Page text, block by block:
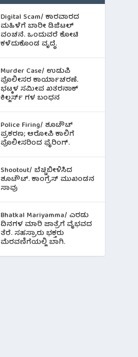
Digital Scam/ ಕಾರವಾರದ
ಮಹಿಳೆಗೆ ಬಾರೀ ಡಿಜಿಟಲ್
ವಂಚನೆ. ಒಂದುವರೆ ಕೋಟಿ
ಕಳೆದುಕೊಂಡ ವೃದ್ಧೆ.
Murder Case/ ಉಡುಪಿ
ಪೊಲೀಸರ ಕಾರ್ಯಾಚರಣೆ.
ಭಟ್ಕಳ ಸಮೀಪ ಖತರನಾಕ್
ಕಿಲ್ಲರ್ಸ್ ಗಳ ಬಂಧನ
Police Firing/ ಶೂಟೌಟ್
ಪ್ರಕರಣ; ಆರೋಪಿ ಕಾಲಿಗೆ
ಪೊಲೀಸರಿಂದ ಫೈರಿಂಗ್.
Shootout/ ಬೆಚ್ಚಿಬೀಳಿಸಿದ
ಶೂಟೌಟ್‌. ಕಾಂಗ್ರೆಸ್ ಮುಖಂಡನ
ಸಾವು
Bhatkal Mariyamma/ ಎರಡು
ದಿನಗಳ ಮಾರಿ ಜಾತ್ರೆಗೆ ವೈಭವದ
ತೆರೆ. ಸಹಸ್ರಾರು ಭಕ್ತರು
ಮೆರವಣಿಗೆಯಲ್ಲಿ ಬಾಗಿ.